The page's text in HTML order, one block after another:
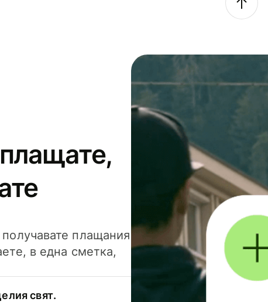
плащания
в една сметка,
свят.